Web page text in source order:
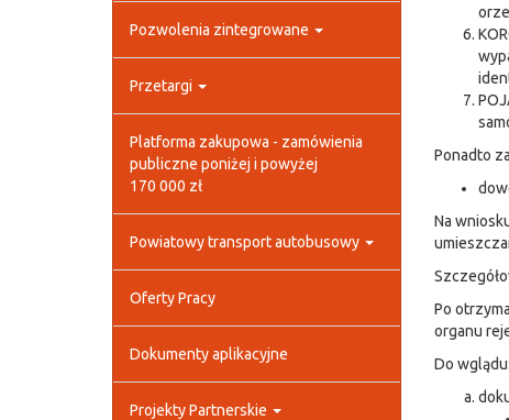
Pozwolenia zintegrowane
Przetargi
Platforma zakupowa - zamówienia
publiczne poniżej i powyżej
170 000 zł
Powiatowy transport autobusowy
Oferty Pracy
Dokumenty aplikacyjne
Projekty Partnerskie
Ponadto
Na
Po
organu
Do wglądu: